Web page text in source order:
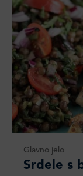
Glavno jelo
Srdele s